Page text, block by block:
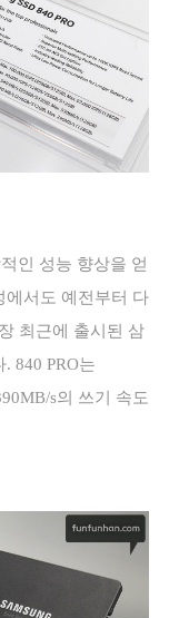
인 성능 향상을 얻
에서도 예전부터 다
최근에 출시된 삼
. 840 PRO는
s의 쓰기 속도